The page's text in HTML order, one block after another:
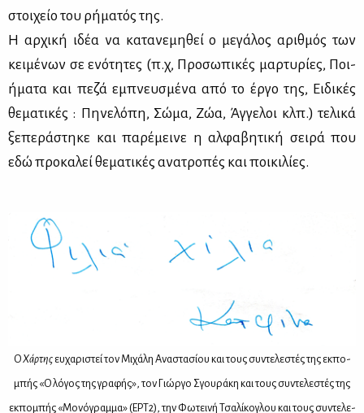
στοι­χείο του ρή­μα­τός της.
Η αρ­χι­κή ιδέα να κα­τα­νε­μη­θεί ο με­γά­λος αριθ­μός των
κει­μέ­νων σε ενό­τη­τες (π.χ, Προ­σω­πι­κές μαρ­τυ­ρί­ες, Ποι­
ή­μα­τα και πε­ζά εμπνευ­σμέ­να από το έρ­γο της, Ει­δι­κές
θε­μα­τι­κές : Πη­νε­λό­πη, Σώ­μα, Ζώα, Άγ­γε­λοι κλπ.) τε­λι­κά
ξε­πε­ρά­στη­κε και πα­ρέ­μει­νε η αλ­φα­βη­τι­κή σει­ρά που
εδώ προ­κα­λεί θε­μα­τι­κές ανα­τρο­πές και ποι­κι­λί­ες.
ΟΧάρ­τηςευ­χα­ρι­στεί τον Μι­χά­λη Ανα­στα­σί­ου και τους συ­ντε­λε­στές της εκ­πο­
μπής «Ο λό­γος της γρα­φής», τον Γιώρ­γο Σγου­ρά­κη και τους συ­ντε­λε­στές της
εκ­πο­μπής «Μο­νό­γραμ­μα» (ΕΡ­Τ2), την Φω­τει­νή Τσα­λί­κο­γλου και τους συ­ντε­λε­